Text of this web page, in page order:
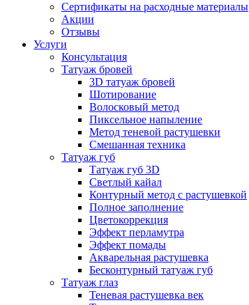
Сертификаты на расходные материалы
Акции
Отзывы
Услуги
Консультация
Татуаж бровей
3D татуаж бровей
Шотирование
Волосковый метод
Пиксельное напыление
Метод теневой растушевки
Смешанная техника
Татуаж губ
Татуаж губ 3D
Светлый кайал
Контурный метод с растушевкой
Полное заполнение
Цветокоррекция
Эффект перламутра
Эффект помады
Акварельная растушевка
Бесконтурный татуаж губ
Татуаж глаз
Теневая растушевка век